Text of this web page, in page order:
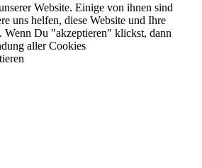
Website. Einige von ihnen sind
uns helfen, diese Website und Ihre
Wenn Du "akzeptieren" klickst, dann
aller Cookies